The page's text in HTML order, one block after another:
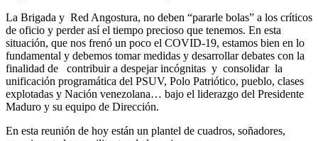
La Brigada y Red Angostura, no deben “pararle bolas” a los críticos
de oficio y perder así el tiempo precioso que tenemos. En esta
situación, que nos frenó un poco el COVID-19, estamos bien en lo
fundamental y debemos tomar medidas y desarrollar debates con la
finalidad de contribuir a despejar incógnitas y consolidar la
unificación programática del PSUV, Polo Patriótico, pueblo, clases
explotadas y Nación venezolana… bajo el liderazgo del Presidente
Maduro y su equipo de Dirección.
En esta reunión de hoy están un plantel de cuadros, soñadores,